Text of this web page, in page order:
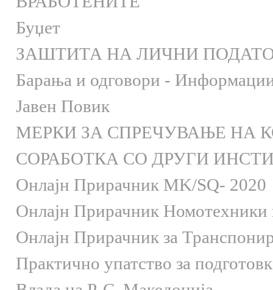
Буџет
ЗАШТИТА НА ЛИЧНИ
Барања и одговори - Информации
Јавен Повик
МЕРКИ ЗА СПРЕЧУВАЊЕ НА
СОРАБОТКА СО ДРУГИ
Онлaјн Прирачник MK/SQ- 2020
Онлаjн Прирачник Номотехники
Онлаjн Прирачник за
Практично упатство за